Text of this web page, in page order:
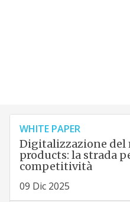
WHITE PAPER
Digitalizzazione del
products: la strada
competitività
09 Dic 2025